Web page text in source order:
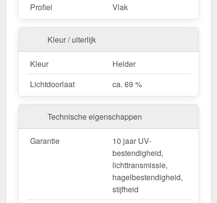
duurzaam.
Bestel nu uw Alumon lichtstraat | Type 1/7 –
Inclusief bevestiging en met 10 jaar UV-
bestendigheid, lichttransmissie,
hagelbestendigheid, stijfheid garantie!
Licht, sterk & duurzaam – perfect voor elk project!
Opgelet: Kopschotten optioneel te bestellen.
Wegens maatwerk / customisatie van herroepingsrecht uitgezonderd
Profiel Vlak
Kleur / uiterlijk
Kleur
Helder
Lichtdoorlaat
ca. 69 %
Technische eigenschappen
Garantie
10 jaar UV-
bestendigheid,
lichttransmissie,
hagelbestendigheid,
stijfheid